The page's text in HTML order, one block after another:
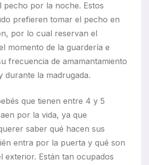
pecho por la noche. Estos
prefieren tomar el pecho en
por lo cual reservan el
momento de la guardería e
frecuencia de amamantamiento
durante la madrugada.
que tienen entre 4 y 5
por la vida, ya que
saber qué hacen sus
entra por la puerta y qué son
exterior. Están tan ocupados